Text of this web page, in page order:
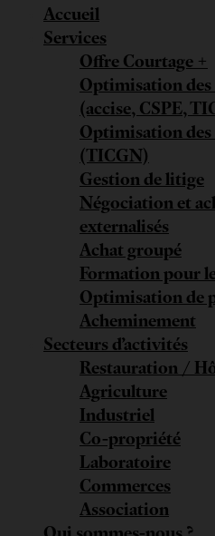
Accueil
Services
Offre Courtage +
Optimisation des
(accise, CSPE,
Optimisation des
(TICGN)
Gestion de litige
Négociation et
externalisés
Achat groupé
Formation pour
Optimisation de
Acheminement
Secteurs d’activités
Restauration /
Agriculture
Industriel
Co-propriété
Laboratoire
Commerces
Association